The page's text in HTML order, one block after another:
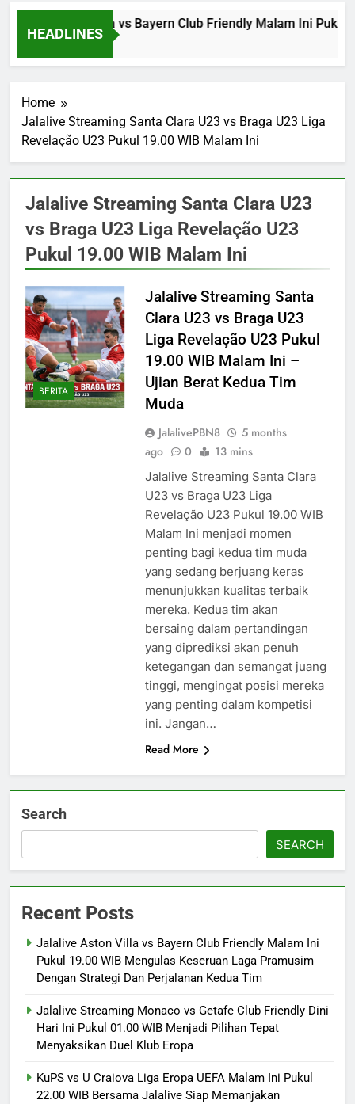
HEADLINES
Jalalive Aston Villa vs Bayern Club Friendly Malam Ini
5 Hours Ago
Home
Jalalive Streaming Santa Clara U23 vs Braga U23 Liga
Revelação U23 Pukul 19.00 WIB Malam Ini
Jalalive Streaming Santa Clara U23
vs Braga U23 Liga Revelação U23
Pukul 19.00 WIB Malam Ini
BERITA
Jalalive Streaming Santa
Clara U23 vs Braga U23
Liga Revelação U23 Pukul
19.00 WIB Malam Ini –
Ujian Berat Kedua Tim
Muda
JalalivePBN8
5 months
ago
0 13 mins
Jalalive Streaming Santa Clara
U23 vs Braga U23 Liga
Revelação U23 Pukul 19.00 WIB
Malam Ini menjadi momen
penting bagi kedua tim muda
yang sedang berjuang keras
menunjukkan kualitas terbaik
mereka. Kedua tim akan
bersaing dalam pertandingan
yang diprediksi akan penuh
ketegangan dan semangat juang
tinggi, mengingat posisi mereka
yang penting dalam kompetisi
ini. Jangan…
Read More
Search
SEARCH
Recent Posts
Jalalive Aston Villa vs Bayern Club Friendly Malam Ini
Pukul 19.00 WIB Mengulas Keseruan Laga Pramusim
Dengan Strategi Dan Perjalanan Kedua Tim
Jalalive Streaming Monaco vs Getafe Club Friendly Dini
Hari Ini Pukul 01.00 WIB Menjadi Pilihan Tepat
Menyaksikan Duel Klub Eropa
KuPS vs U Craiova Liga Eropa UEFA Malam Ini Pukul
22.00 WIB Bersama Jalalive Siap Memanjakan